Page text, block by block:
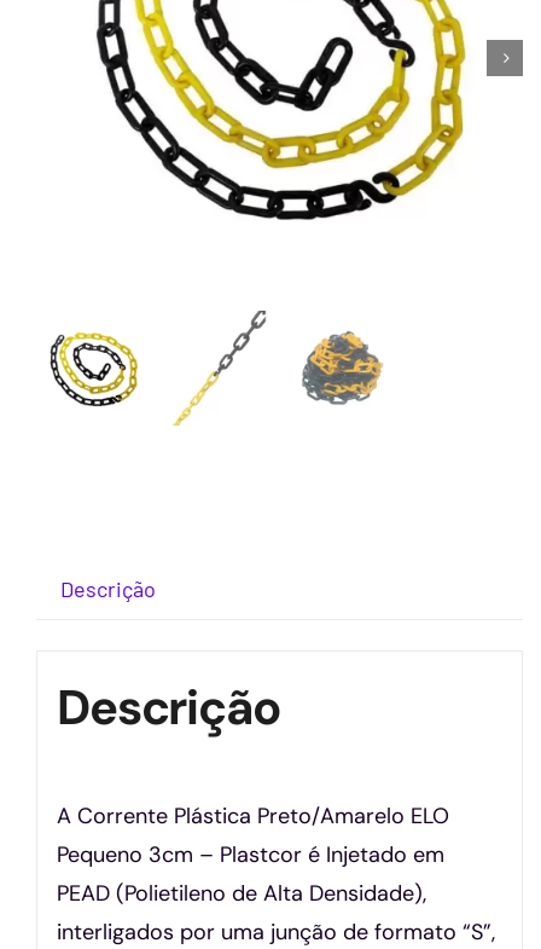
Descrição
Descrição
A Corrente Plástica Preto/Amarelo ELO
Pequeno 3cm – Plastcor é Injetado em
PEAD (Polietileno de Alta Densidade),
interligados por uma junção de formato “S”,